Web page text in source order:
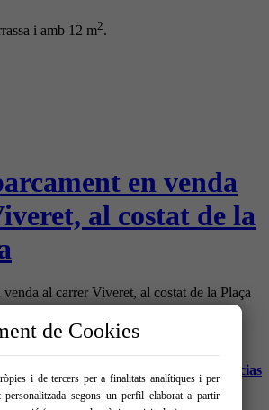
i amb 12 m2.
en venda
al costat de la
venda al carrer Viveret, al costat de la Plaça
Canal denuncias
de Cookies
i de tercers per a finalitats analítiques i per
personalitzada segons un perfil elaborat a partir